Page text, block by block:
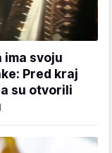
ima svoju
Pred kraj
su otvorili